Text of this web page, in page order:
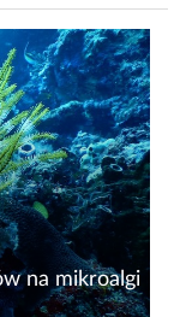
na mikroalgi